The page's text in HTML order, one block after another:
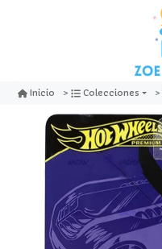
Inicio Colecciones